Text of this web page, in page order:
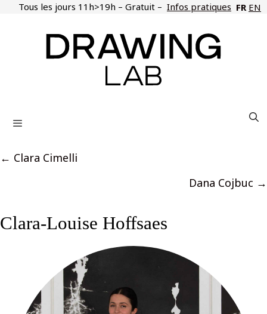
AllerTous les jours 11h>19h – Gratuit – Infos pratiques FR EN
Posts
← Clara Cimelli
Dana Cojbuc →
Clara-Louise Hoffsaes